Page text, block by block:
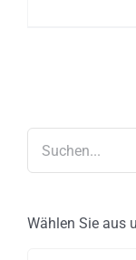
Produktseite
gewählt
Wählen Sie aus